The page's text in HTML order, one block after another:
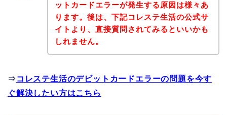
ットカードエラーが発生する原因は様々あ
ります。後は、下記コレステ生活の公式サ
イトより、直接質問されてみるといいかも
しれません。
⇒ コレステ生活のデビットカードエラーの問題を今す
ぐ解決したい方はこちら